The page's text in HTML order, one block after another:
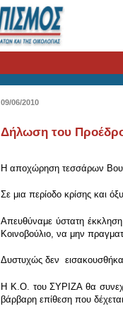
09/06/2010
Δήλωση του
Η αποχώρηση τεσσάρων
Σε μια περίοδο κρίσης και
Απευθύναμε ύστατη
Κοινοβούλιο, να μην
Δυστυχώς δεν
Η Κ.Ο. του ΣΥΡΙΖΑ θα
βάρβαρη επίθεση που